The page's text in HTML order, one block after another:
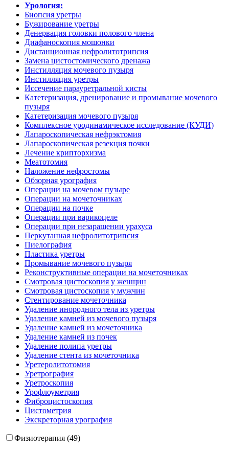
Урология:
Биопсия уретры
Бужирование уретры
Денервация головки полового члена
Диафаноскопия мошонки
Дистанционная нефролитотрипсия
Замена цистостомического дренажа
Инстилляция мочевого пузыря
Инстилляция уретры
Иссечение парауретральной кисты
Катетеризация, дренирование и промывание мочевого
пузыря
Катетеризация мочевого пузыря
Комплексное уродинамическое исследование (КУДИ)
Лапароскопическая нефрэктомия
Лапароскопическая резекция почки
Лечение крипторхизма
Меатотомия
Наложение нефростомы
Обзорная урография
Операции на мочевом пузыре
Операции на мочеточниках
Операции на почке
Операции при варикоцеле
Операции при незаращении урахуса
Перкутанная нефролитотрипсия
Пиелография
Пластика уретры
Промывание мочевого пузыря
Реконструктивные операции на мочеточниках
Смотровая цистоскопия у женщин
Смотровая цистоскопия у мужчин
Стентирование мочеточника
Удаление инородного тела из уретры
Удаление камней из мочевого пузыря
Удаление камней из мочеточника
Удаление камней из почек
Удаление полипа уретры
Удаление стента из мочеточника
Уретеролитотомия
Уретрография
Уретроскопия
Урофлоуметрия
Фиброцистоскопия
Цистометрия
Экскреторная урография
Физиотерапия (49)